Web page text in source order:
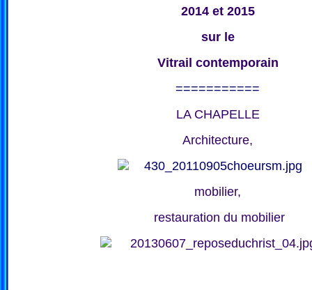
2014 et 2015
sur le
Vitrail contemporain
===========
LA CHAPELLE
Architecture,
mobilier,
restauration du mobilier